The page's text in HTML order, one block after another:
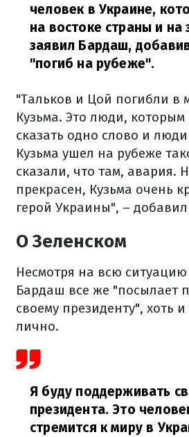
человек в Украине,
на востоке страны и на
заявил Бардаш,
"погиб на рубеже".
"Тальков и Цой погибли в
Кузьма. Это люди,
сказать одно слово и
Кузьма ушел на рубеже
сказали, что там, авария.
прекрасен, Кузьма очень
герой Украины", –
О Зеленском
Несмотря на всю
Бардаш все же "посылает
своему президенту", хоть
лично.
Я буду поддерживать
президента. Это
стремится к миру в